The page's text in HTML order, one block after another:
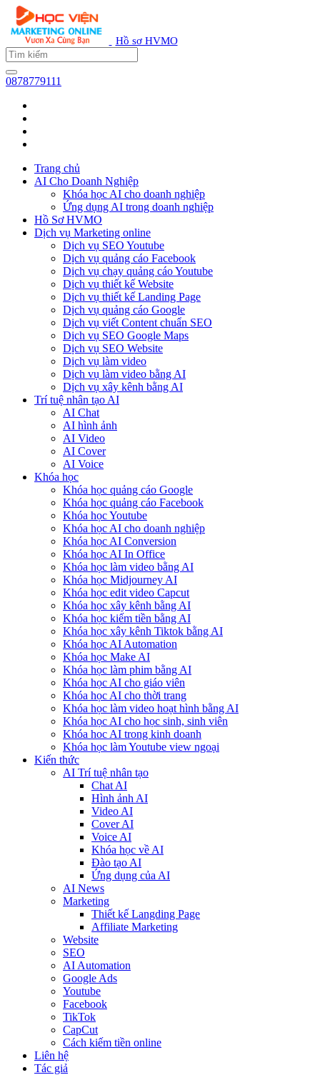
Hồ sơ HVMO
0878779111
Trang chủ
AI Cho Doanh Nghiệp
Khóa học AI cho doanh nghiệp
Ứng dụng AI trong doanh nghiệp
Hồ Sơ HVMO
Dịch vụ Marketing online
Dịch vụ SEO Youtube
Dịch vụ quảng cáo Facebook
Dịch vụ chạy quảng cáo Youtube
Dịch vụ thiết kế Website
Dịch vụ thiết kế Landing Page
Dịch vụ quảng cáo Google
Dịch vụ viết Content chuẩn SEO
Dịch vụ SEO Google Maps
Dịch vụ SEO Website
Dịch vụ làm video
Dịch vụ làm video bằng AI
Dịch vụ xây kênh bằng AI
Trí tuệ nhân tạo AI
AI Chat
AI hình ảnh
AI Video
AI Cover
AI Voice
Khóa học
Khóa học quảng cáo Google
Khóa học quảng cáo Facebook
Khóa học Youtube
Khóa học AI cho doanh nghiệp
Khóa học AI Conversion
Khóa học AI In Office
Khóa học làm video bằng AI
Khóa học Midjourney AI
Khóa học edit video Capcut
Khóa học xây kênh bằng AI
Khóa học kiếm tiền bằng AI
Khóa học xây kênh Tiktok bằng AI
Khóa học AI Automation
Khóa học Make AI
Khóa học làm phim bằng AI
Khóa học AI cho giáo viên
Khóa học AI cho thời trang
Khóa học làm video hoạt hình bằng AI
Khóa học AI cho học sinh, sinh viên
Khóa hoc AI trong kinh doanh
Khóa học làm Youtube view ngoại
Kiến thức
AI Trí tuệ nhân tạo
Chat AI
Hình ảnh AI
Video AI
Cover AI
Voice AI
Khóa học về AI
Đào tạo AI
Ứng dụng của AI
AI News
Marketing
Thiết kế Langding Page
Affiliate Marketing
Website
SEO
AI Automation
Google Ads
Youtube
Facebook
TikTok
CapCut
Cách kiếm tiền online
Liên hệ
Tác giả